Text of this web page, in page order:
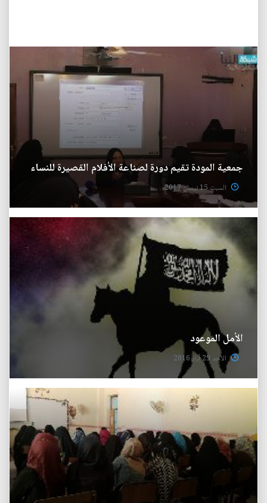
جمعية المودة تقيم دورة لصناعة الأفلام القصيرة للنساء
السبت 15 نيسان 2017
الأمل الموعود
الأحد 29 آيار 2016